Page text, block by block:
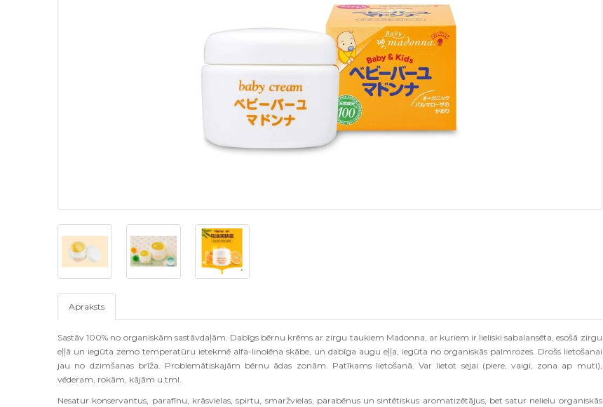
Apraksts
Sastāv 100% no organiskām sastāvdaļām. Dabīgs bērnu krēms ar zirgu taukiem Madonna, ar kuriem ir lieliski sabalansēta, esošā zirgu
eļļā un iegūta zemo temperatūru ietekmē alfa-linolēna skābe, un dabīga augu eļļa, iegūta no organiskās palmrozes. Drošs lietošanai
jau no dzimšanas brīža. Problemātiskajām bērnu ādas zonām. Patīkams lietošanā. Var lietot sejai (piere, vaigi, zona ap muti),
vēderam, rokām, kājām u.tml.
Nesatur konservantus, parafīnu, krāsvielas, spirtu, smaržvielas, parabēnus un sintētiskus aromatizētājus, bet satur nelielu organiskās